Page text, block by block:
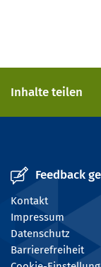
Inhalte teilen
Feedback
Kontakt
Impressum
Datenschutz
Barrierefreiheit